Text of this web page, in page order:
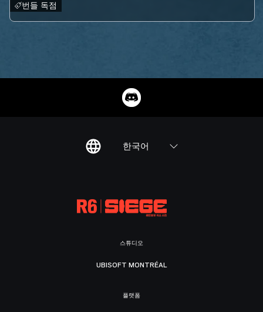
번들 독점
한국어
스튜디오
UBISOFT MONTRÉAL
플랫폼